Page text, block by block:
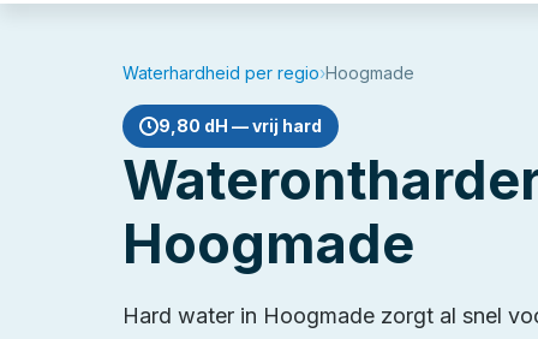
Waterhardheid per regio›Hoogmade
9,80 dH — vrij hard
Hoogmade
Hard water in Hoogmade zorgt al snel